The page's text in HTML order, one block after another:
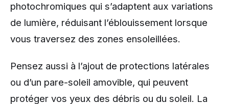
photochromiques qui s’adaptent aux variations
de lumière, réduisant l’éblouissement lorsque
vous traversez des zones ensoleillées.
Pensez aussi à l’ajout de protections latérales
ou d’un pare-soleil amovible, qui peuvent
protéger vos yeux des débris ou du soleil. La